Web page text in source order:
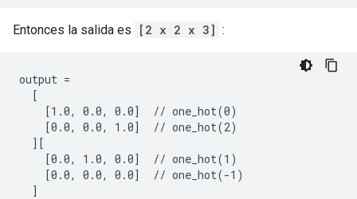
Entonces la salida es [2 x 2 x 3] :
output =
  [
    [1.0, 0.0, 0.0]  // one_hot(0)
    [0.0, 0.0, 1.0]  // one_hot(2)
  ][
    [0.0, 1.0, 0.0]  // one_hot(1)
    [0.0, 0.0, 0.0]  // one_hot(-1)
  ]